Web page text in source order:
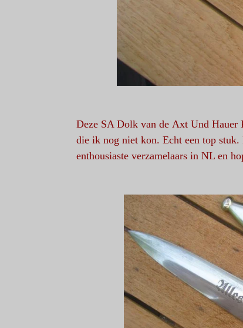
Deze SA Dolk van de Axt Und Hauer
die ik nog niet kon. Echt een top
enthousiaste verzamelaars in NL en